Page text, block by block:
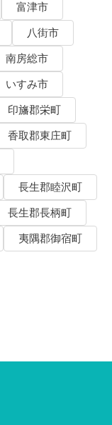
富津市
八街市
南房総市
いすみ市
印旛郡栄町
香取郡東庄町
長生郡睦沢町
長生郡長柄町
夷隅郡御宿町